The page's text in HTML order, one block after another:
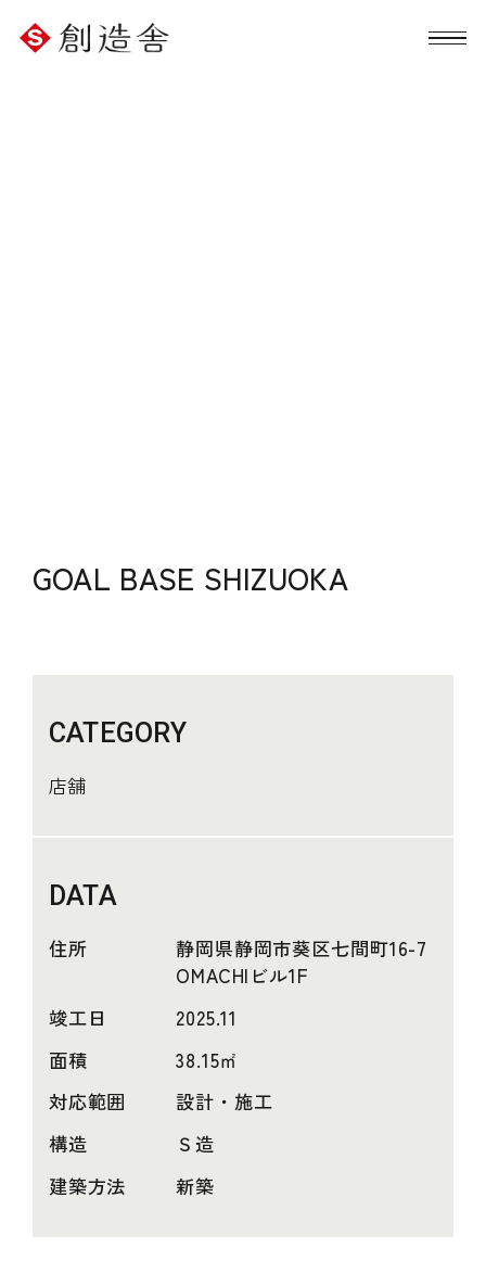
GOAL BASE SHIZUOKA
CATEGORY
店舗
DATA
住所
静岡県静岡市葵区七間町16-7
OMACHIビル1F
竣工日
2025.11
面積
38.15㎡
対応範囲
設計・施工
構造
Ｓ造
建築方法
新築